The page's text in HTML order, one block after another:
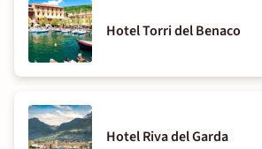
Hotel Torri del Benaco
Hotel Riva del Garda